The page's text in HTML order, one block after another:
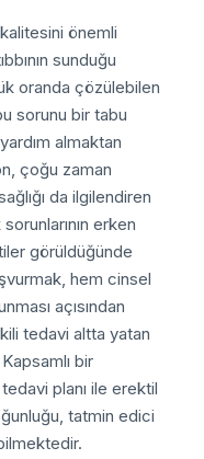
önemli
sunduğu
oranda çözülebilen
sorunu bir tabu
almaktan
çoğu zaman
da ilgilendiren
erken
görüldüğünde
hem cinsel
açısından
tedavi altta yatan
bir
planı ile erektil
tatmin edici